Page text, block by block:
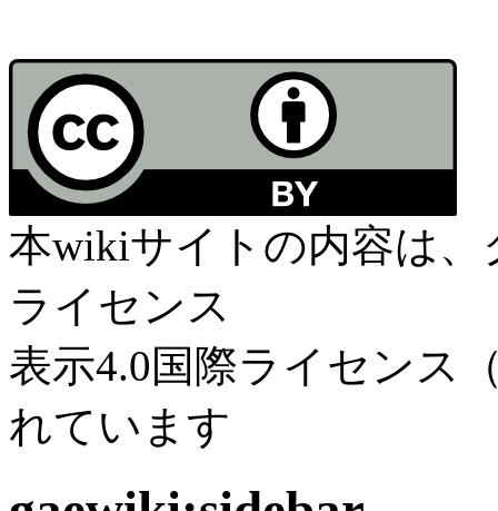
本wikiサイトの内容は
ライセンス
表示4.0国際ライセンス
れています